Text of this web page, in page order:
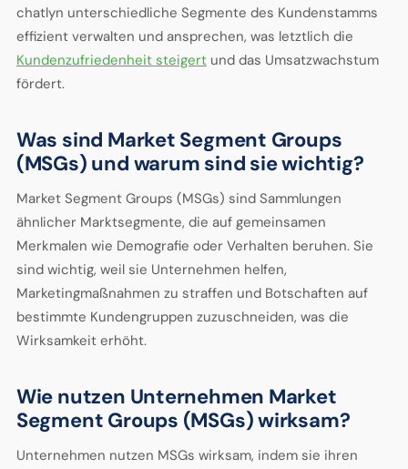
chatlyn unterschiedliche Segmente des Kundenstamms
effizient verwalten und ansprechen, was letztlich die
Kundenzufriedenheit steigertund das Umsatzwachstum
fördert.
Was sind Market Segment Groups
(MSGs) und warum sind sie wichtig?
Market Segment Groups (MSGs) sind Sammlungen
ähnlicher Marktsegmente, die auf gemeinsamen
Merkmalen wie Demografie oder Verhalten beruhen. Sie
sind wichtig, weil sie Unternehmen helfen,
Marketingmaßnahmen zu straffen und Botschaften auf
bestimmte Kundengruppen zuzuschneiden, was die
Wirksamkeit erhöht.
Wie nutzen Unternehmen Market
Segment Groups (MSGs) wirksam?
Unternehmen nutzen MSGs wirksam, indem sie ihren